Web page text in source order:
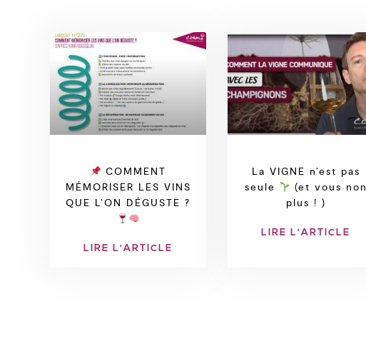
COMMENT
MÉMORISER LES VINS
QUE L’ON DÉGUSTE ?
LIRE L'ARTICLE
La VIGNE n’est pas
seule
(et vous non
plus ! )
LIRE L'ARTICLE